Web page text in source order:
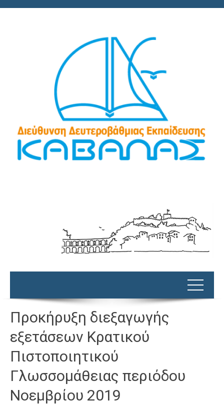
Προκήρυξη διεξαγωγής
εξετάσεων Κρατικού
Πιστοποιητικού
Γλωσσομάθειας περιόδου
Νοεμβρίου 2019